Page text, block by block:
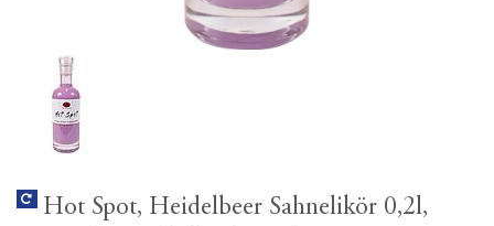
Hot Spot, Heidelbeer Sahnelikör 0,2l,